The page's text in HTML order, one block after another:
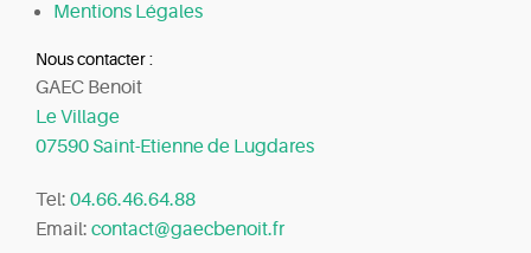
Mentions Légales
Nous contacter :
GAEC Benoit
Le Village
07590 Saint-Etienne de Lugdares
Tel: 04.66.46.64.88
Email: contact@gaecbenoit.fr